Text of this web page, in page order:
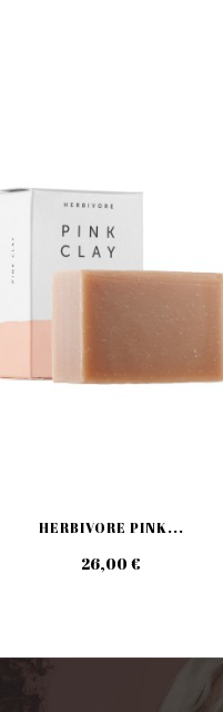
HERBIVORE PINK...
26,00 €